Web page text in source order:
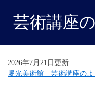
芸術講座
2026年7月21日更新
堀光美術館 芸術講座の